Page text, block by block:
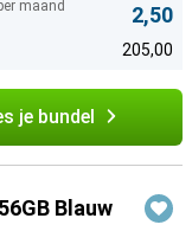
maand
2,50
205,00
je bundel
Blauw